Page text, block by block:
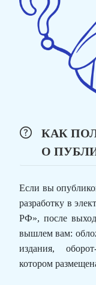
КАК
О
Если вы
разработку в
РФ», после
вышлем вам:
издания,
котором